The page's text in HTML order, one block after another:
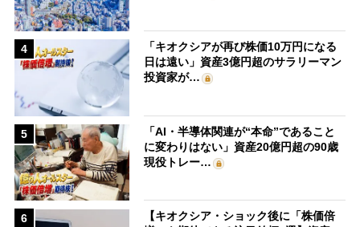
4
「キオクシアが再び株価10万円になる
日は遠い」資産3億円超のサラリーマン
投資家が…
5
「AI・半導体関連が“本命”であること
に変わりはない」資産20億円超の90歳
現役トレー…
6
【キオクシア・ショック後に「株価倍